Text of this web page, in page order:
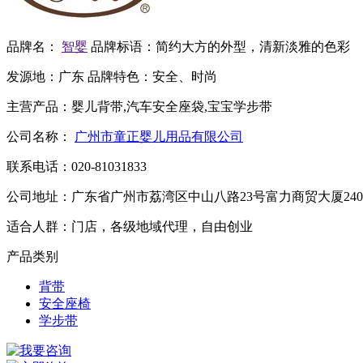
品牌名： 智婴 品牌标语： 简约大方的外型，清新淡雅的色彩
发源地： 广东 品牌特色： 安全、时尚
主营产品： 婴儿背带,汽车安全座袋,宝宝学步带
公司名称： 广州市童正婴儿用品有限公司
联系电话： 020-81031833
公司地址： 广东省广州市荔湾区中山八路23号富力商贸大厦
适合人群： 门店，各级地域代理，自由创业
产品类别
背带
安全座椅
学步带